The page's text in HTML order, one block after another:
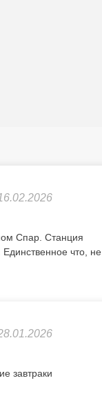
Спар. Станция
что, не
завтраки